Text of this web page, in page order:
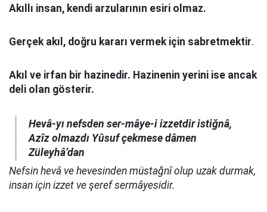
Akıllı insan, kendi arzularının esiri olmaz.
Gerçek akıl, doğru kararı vermek için sabretmektir.
Akıl ve irfan bir hazinedir. Hazinenin yerini ise ancak
deli olan gösterir.
Hevâ-yı nefsden ser-mâye-i izzetdir istiğnâ,
Azîz olmazdı Yûsuf çekmese dâmen
Züleyhâ’dan
Nefsin hevâ ve hevesinden müstağnî olup uzak durmak,
insan için izzet ve şeref sermâyesidir.